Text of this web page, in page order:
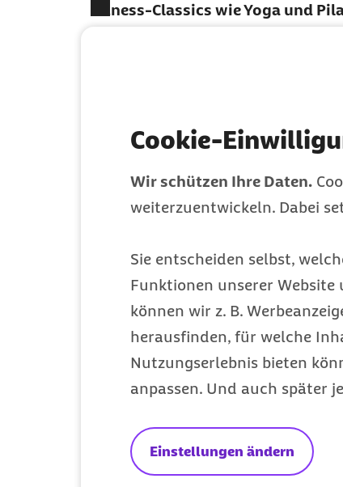
Cookie-
Wir schützen Ihre Daten.
weiterzuentwickeln. Dabei
Sie entscheiden selbst,
Funktionen unserer Website
können wir z. B.
herausfinden, für welche
Nutzungserlebnis bieten
anpassen. Und auch später
Einstellungen ändern
Fitness-Classics wie Yoga und
Einfach und bequem von zu
Mehr erfahren
Health-